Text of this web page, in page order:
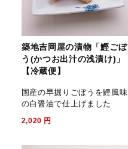
築地吉岡屋の漬物「鰹ごぼ
う(かつお出汁の浅漬け)」
【冷蔵便】
国産の早掘りごぼうを鰹風味
の白醤油で仕上げました
2,020 円